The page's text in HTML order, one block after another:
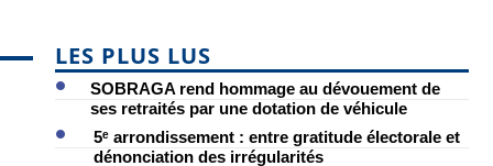
LES PLUS LUS
SOBRAGA rend hommage au dévouement de
ses retraités par une dotation de véhicule
5ᵉ arrondissement : entre gratitude électorale et
dénonciation des irrégularités